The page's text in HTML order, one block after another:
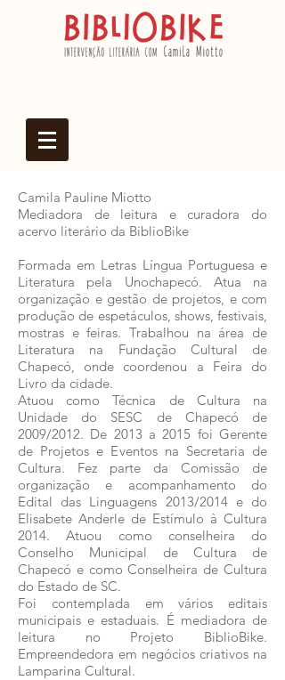
Camila Pauline Miotto
Mediadora de leitura e curadora do
acervo literário da BiblioBike
Formada em Letras Língua Portuguesa e
Literatura pela Unochapecó. Atua na
organização e gestão de projetos, e com
produção de espetáculos, shows, festivais,
mostras e feiras. Trabalhou na área de
Literatura na Fundação Cultural de
Chapecó, onde coordenou a Feira do
Livro da cidade.
Atuou como Técnica de Cultura na
Unidade do SESC de Chapecó de
2009/2012. De 2013 a 2015 foi Gerente
de Projetos e Eventos na Secretaria de
Cultura. Fez parte da Comissão de
organização e acompanhamento do
Edital das Linguagens 2013/2014 e do
Elisabete Anderle de Estímulo à Cultura
2014. Atuou como conselheira do
Conselho Municipal de Cultura de
Chapecó e como Conselheira de Cultura
do Estado de SC.
Foi contemplada em vários editais
municipais e estaduais. É mediadora de
leitura no Projeto BiblioBike.
Empreendedora em negócios criativos na
Lamparina Cultural.